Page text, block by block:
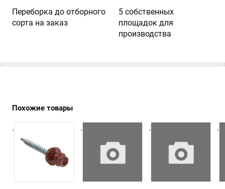
Переборка до отборного
сорта на заказ
5 собственных
площадок для
производства
Похожие товары
. . . .